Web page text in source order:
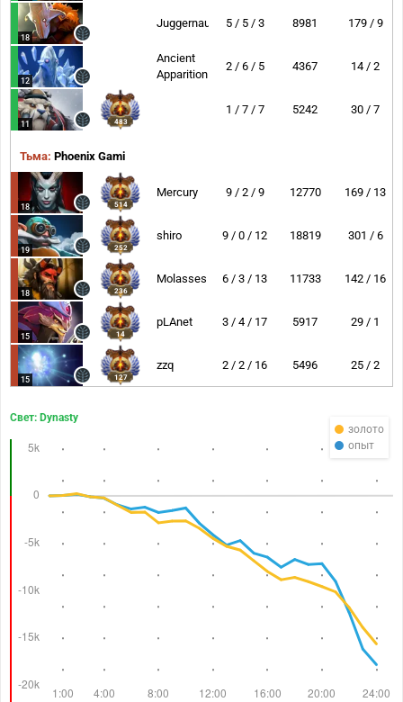
18
Juggernaut 5 / 5 / 3 8981 179 / 9
12
Ancient
Apparition
2 / 6 / 5 4367 14 / 2
11 483
1 / 7 / 7 5242 30 / 7
Тьма: Phoenix Gami
18 514
Mercury 9 / 2 / 9 12770 169 / 13
19 252
shiro 9 / 0 / 12 18819 301 / 6
18 236
Molasses 6 / 3 / 13 11733 142 / 16
15 14
pLAnet 3 / 4 / 17 5917 29 / 1
15 127
zzq 2 / 2 / 16 5496 25 / 2
золото
опыт
Свет: Dynasty